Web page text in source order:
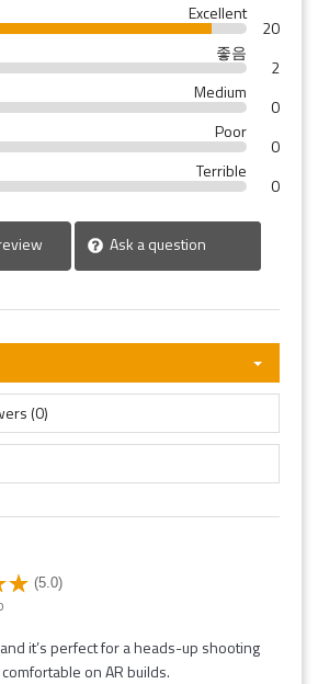
Excellent
20
좋음
2
Medium
0
Poor
0
Terrible
0
Ask a question
(0)
(5.0)
it’s perfect for a heads-up shooting
on AR builds.